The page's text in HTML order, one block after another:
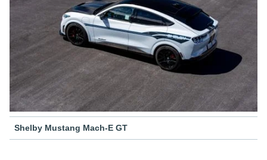
Shelby Mustang Mach-E GT